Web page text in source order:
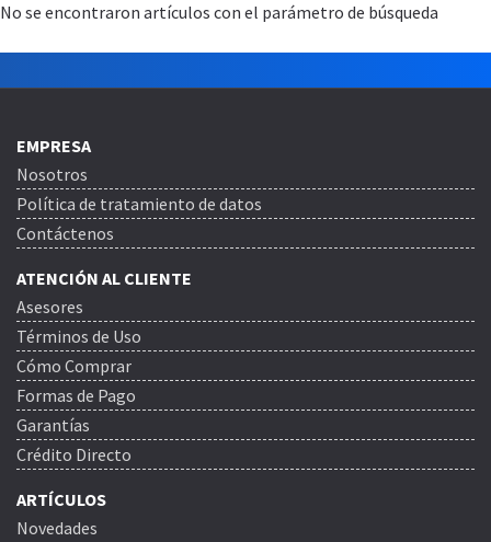
No se encontraron artículos con el parámetro de búsqueda
EMPRESA
Nosotros
Política de tratamiento de datos
Contáctenos
ATENCIÓN AL CLIENTE
Asesores
Términos de Uso
Cómo Comprar
Formas de Pago
Garantías
Crédito Directo
ARTÍCULOS
Novedades